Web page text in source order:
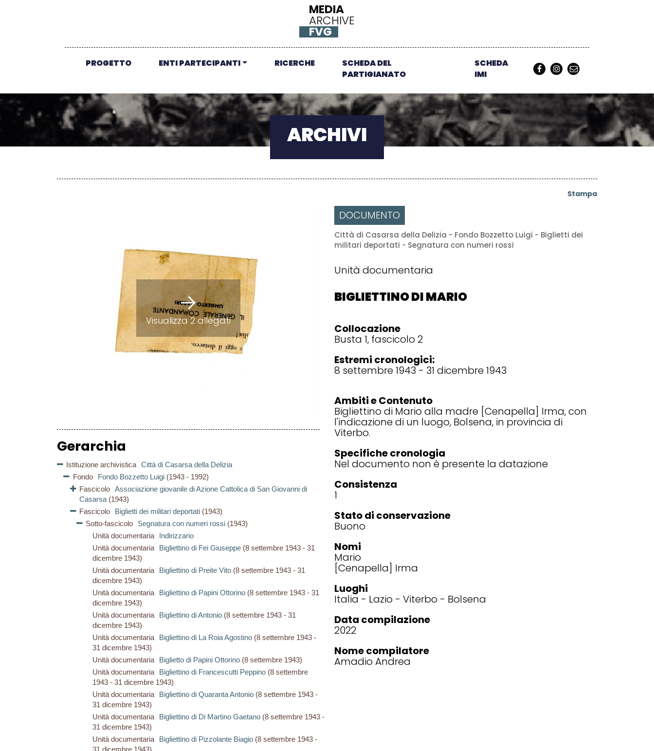
MEDIA
ARCHIVE
FVG
PROGETTO ENTI PARTECIPANTI RICERCHE
SCHEDA DEL
PARTIGIANATO
SCHEDA
IMI
ARCHIVI
Stampa
Visualizza 2 allegati
Gerarchia
Istituzione archivistica
Città di Casarsa della Delizia
Fondo
Fondo Bozzetto Luigi(1943 - 1992)
Fascicolo Associazione giovanile di Azione Cattolica di San Giovanni di
Casarsa(1943)
Fascicolo
Biglietti dei militari deportati(1943)
Sotto-fascicolo
Segnatura con numeri rossi (1943)
Unità documentaria
Indirizzario
Unità documentaria
Bigliettino di Fei Giuseppe(8 settembre 1943 - 31
dicembre 1943)
Unità documentaria
Bigliettino di Preite Vito(8 settembre 1943 - 31
dicembre 1943)
Unità documentaria
Bigliettino di Papini Ottorino(8 settembre 1943 - 31
dicembre 1943)
Unità documentaria
Bigliettino di Antonio(8 settembre 1943 - 31
dicembre 1943)
Unità documentaria
Bigliettino di La Roia Agostino(8 settembre 1943 -
31 dicembre 1943)
Unità documentaria
Biglietto di Papini Ottorino(8 settembre 1943)
Unità documentaria
Bigliettino di Francescutti Peppino(8 settembre
1943 - 31 dicembre 1943)
Unità documentaria
Bigliettino di Quaranta Antonio(8 settembre 1943 -
31 dicembre 1943)
Unità documentaria
Bigliettino di Di Martino Gaetano(8 settembre 1943 -
31 dicembre 1943)
Unità documentaria
Bigliettino di Pizzolante Biagio(8 settembre 1943 -
DOCUMENTO
Città di Casarsa della Delizia - Fondo Bozzetto Luigi - Biglietti dei
militari deportati - Segnatura con numeri rossi
Unità documentaria
BIGLIETTINO DI MARIO
Collocazione
Busta 1, fascicolo 2
Estremi cronologici:
8 settembre 1943 - 31 dicembre 1943
Ambiti e Contenuto
Bigliettino di Mario alla madre [Cenapella] Irma, con
l'indicazione di un luogo, Bolsena, in provincia di
Viterbo.
Specifiche cronologia
Nel documento non è presente la datazione
Consistenza
1
Stato di conservazione
Buono
Nomi
Mario
[Cenapella] Irma
Luoghi
Italia Lazio Viterbo
Bolsena
Data compilazione
2022
Nome compilatore
Amadio Andrea